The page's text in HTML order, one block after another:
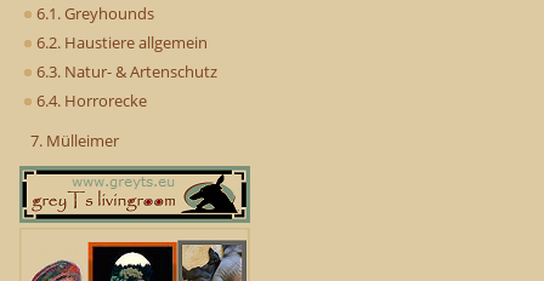
6.1. Greyhounds
6.2. Haustiere allgemein
6.3. Natur- & Artenschutz
6.4. Horrorecke
7. Mülleimer